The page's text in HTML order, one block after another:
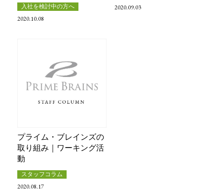
入社を検討中の方へ
2020.10.08
2020.09.03
プライム・ブレインズの
取り組み｜ワーキング活
動
スタッフコラム
2020.08.17